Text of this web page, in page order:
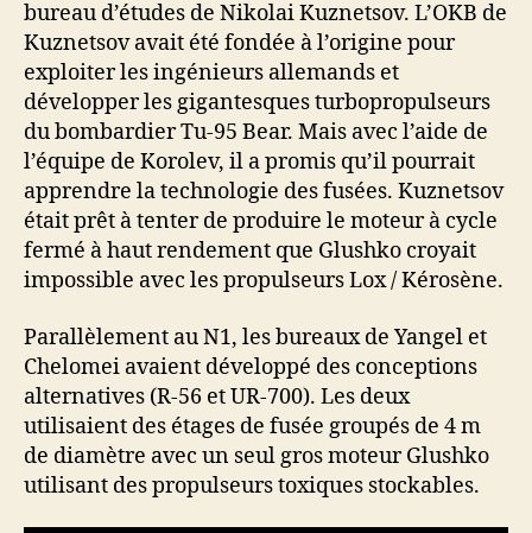
bureau d’études de Nikolai Kuznetsov. L’OKB de
Kuznetsov avait été fondée à l’origine pour
exploiter les ingénieurs allemands et
développer les gigantesques turbopropulseurs
du bombardier Tu-95 Bear. Mais avec l’aide de
l’équipe de Korolev, il a promis qu’il pourrait
apprendre la technologie des fusées. Kuznetsov
était prêt à tenter de produire le moteur à cycle
fermé à haut rendement que Glushko croyait
impossible avec les propulseurs Lox / Kérosène.
Parallèlement au N1, les bureaux de Yangel et
Chelomei avaient développé des conceptions
alternatives (R-56 et UR-700). Les deux
utilisaient des étages de fusée groupés de 4 m
de diamètre avec un seul gros moteur Glushko
utilisant des propulseurs toxiques stockables.